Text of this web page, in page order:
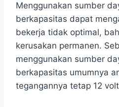
Menggunakan sumber
berkapasitas dapat
bekerja tidak optimal,
kerusakan permanen.
menggunakan sumber
berkapasitas umumnya
tegangannya tetap 12